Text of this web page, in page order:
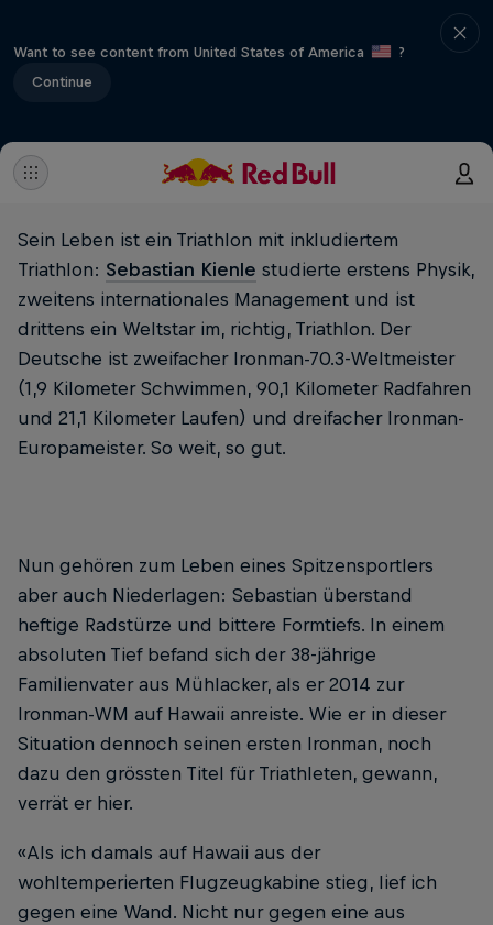
Want to see content from United States of America
?
Continue
Sein Leben ist ein Triathlon mit inkludiertem
Triathlon: Sebastian Kienle studierte erstens Physik,
zweitens internationales Management und ist
drittens ein Weltstar im, richtig, Triathlon. Der
Deutsche ist zweifacher Ironman-70.3-Weltmeister
(1,9 Kilometer Schwimmen, 90,1 Kilometer Radfahren
und 21,1 Kilometer Laufen) und dreifacher Ironman-
Europameister. So weit, so gut.
Nun gehören zum Leben eines Spitzensportlers
aber auch Niederlagen: Sebastian überstand
heftige Radstürze und bittere Formtiefs. In einem
absoluten Tief befand sich der 38-jährige
Familienvater aus Mühlacker, als er 2014 zur
Ironman-WM auf Hawaii anreiste. Wie er in dieser
Situation dennoch seinen ersten Ironman, noch
dazu den grössten Titel für Triathleten, gewann,
verrät er hier.
«Als ich damals auf Hawaii aus der
wohltemperierten Flugzeugkabine stieg, lief ich
gegen eine Wand. Nicht nur gegen eine aus